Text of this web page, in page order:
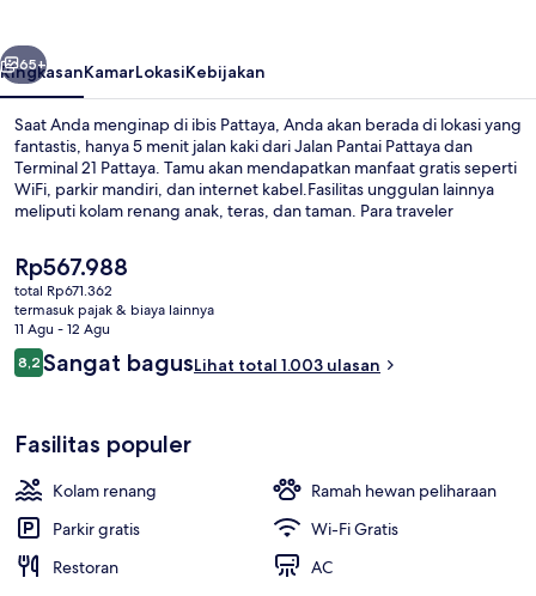
Berikutnya
65+
RingkasanKamarLokasiKebijakan
Saat Anda menginap di ibis Pattaya, Anda akan berada di lokasi yang
fantastis, hanya 5 menit jalan kaki dari Jalan Pantai Pattaya dan
Terminal 21 Pattaya. Tamu akan mendapatkan manfaat gratis seperti
WiFi, parkir mandiri, dan internet kabel.Fasilitas unggulan lainnya
meliputi kolam renang anak, teras, dan taman. Para traveler
Harga
saat
ini
Rp567.988
Rp567.988
total Rp671.362
termasuk pajak & biaya lainnya
11 Agu - 12 Agu
Ulasan
8,28,2 dari 10
Sangat bagusLihat total 1.003 ulasan
Fasilitas populer
Kolam renang
Ramah hewan peliharaan
Parkir gratis
Wi-Fi Gratis
Restoran
AC